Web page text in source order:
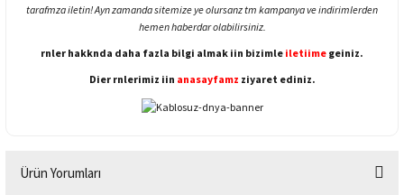
tarafmza iletin! Ayn zamanda sitemize ye olursanz tm kampanya ve indirimlerden
hemen haberdar olabilirsiniz.
rnler hakknda daha fazla bilgi almak iin bizimle iletiime geiniz.
Dier rnlerimiz iin anasayfamz ziyaret ediniz.
Ürün Yorumları